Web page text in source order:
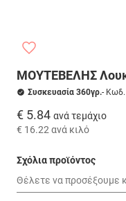
ΜΟΥΤΕΒΕΛΗΣ
Συσκευασία 360γρ.- Κωδ.
€ 5.84 ανά τεμάχιο
€ 16.22 ανά κιλό
Σχόλια προϊόντος